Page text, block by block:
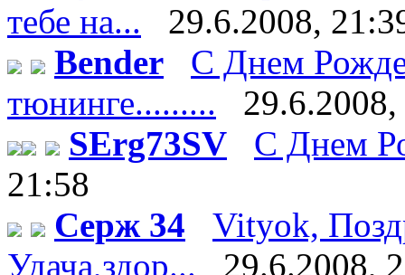
тебе на...
29.6.2008,
Bender
С Днем
тюнинге.........
SErg73SV
С Днем
21:58
Серж 34
Vityok,
Удача,здор...
29.6.2008,